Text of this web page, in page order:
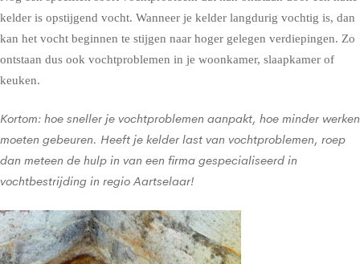
kelder is opstijgend vocht. Wanneer je kelder langdurig vochtig is, dan
kan het vocht beginnen te stijgen naar hoger gelegen verdiepingen. Zo
ontstaan dus ook vochtproblemen in je woonkamer, slaapkamer of
keuken.
Kortom: hoe sneller je vochtproblemen aanpakt, hoe minder werken
moeten gebeuren. Heeft je kelder last van vochtproblemen, roep
dan meteen de hulp in van een firma gespecialiseerd in
vochtbestrijding in regio Aartselaar!